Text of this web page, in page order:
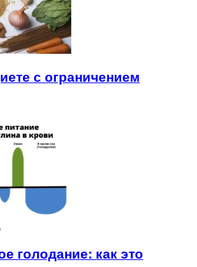
с ограничением
голодание: как это